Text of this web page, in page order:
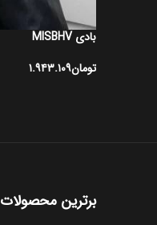
بادی MISBHV
تومان۱.۹۴۳.۱۰۹
برترین محصولات